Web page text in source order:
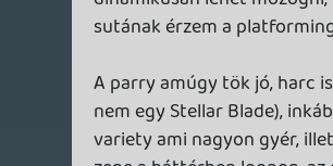
Ez egyébként egy rohadt jó gém lehetett
kicsit még polírozzák meg átgondolnak
pár elemet